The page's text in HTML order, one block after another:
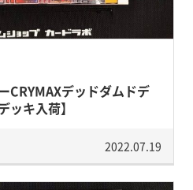
CRYMAXデッドダムドデ
ッキ入荷】
2022.07.19